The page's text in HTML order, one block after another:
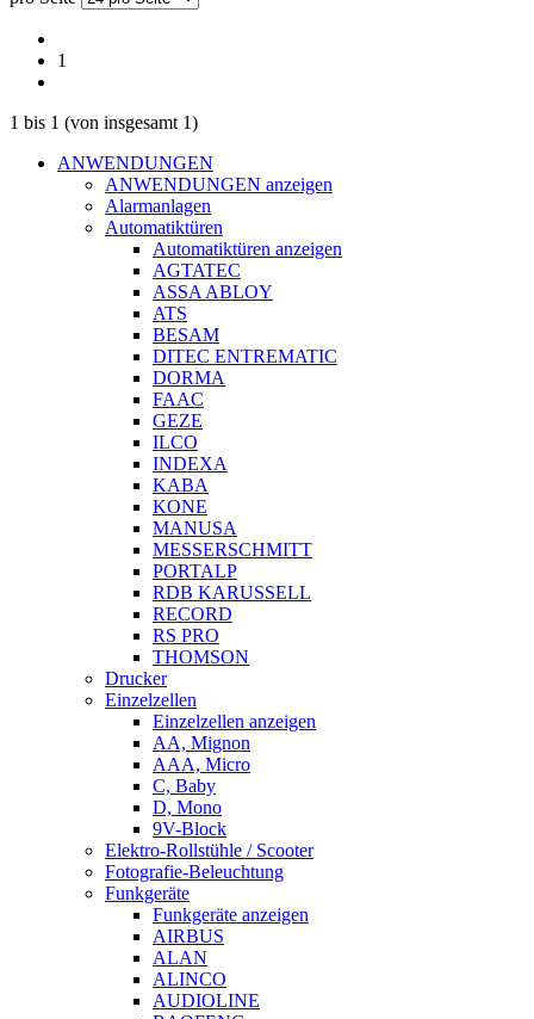
1
1 bis 1 (von insgesamt 1)
ANWENDUNGEN
ANWENDUNGEN anzeigen
Alarmanlagen
Automatiktüren
Automatiktüren anzeigen
AGTATEC
ASSA ABLOY
ATS
BESAM
DITEC ENTREMATIC
DORMA
FAAC
GEZE
ILCO
INDEXA
KABA
KONE
MANUSA
MESSERSCHMITT
PORTALP
RDB KARUSSELL
RECORD
RS PRO
THOMSON
Drucker
Einzelzellen
Einzelzellen anzeigen
AA, Mignon
AAA, Micro
C, Baby
D, Mono
9V-Block
Elektro-Rollstühle / Scooter
Fotografie-Beleuchtung
Funkgeräte
Funkgeräte anzeigen
AIRBUS
ALAN
ALINCO
AUDIOLINE